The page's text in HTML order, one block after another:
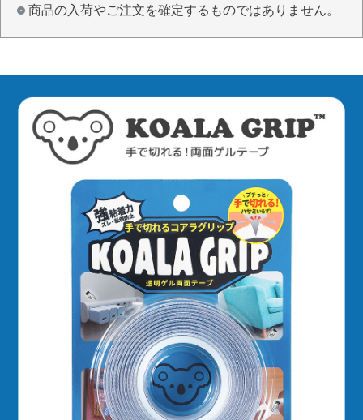
商品の入荷やご注文を確定するものではありません。